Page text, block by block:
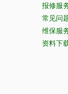
报修服
常见问
维保服
资料下